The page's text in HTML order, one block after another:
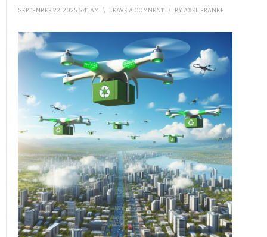
SEPTEMBER 22, 2025 6:41 AM \ LEAVE A COMMENT \ BYAXEL FRANKE